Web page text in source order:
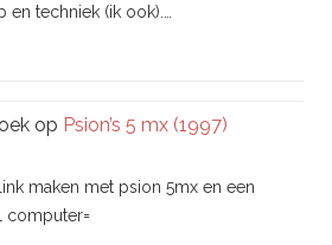
en techniek (ik ook).…
op Psion’s 5 mx (1997)
maken met psion 5mx en een
computer=